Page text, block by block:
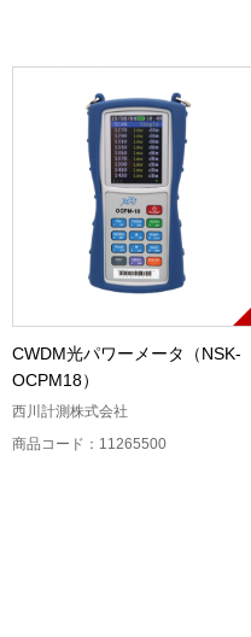
CWDM光パワーメータ（NSK-
OCPM18）
西川計測株式会社
商品コード：11265500